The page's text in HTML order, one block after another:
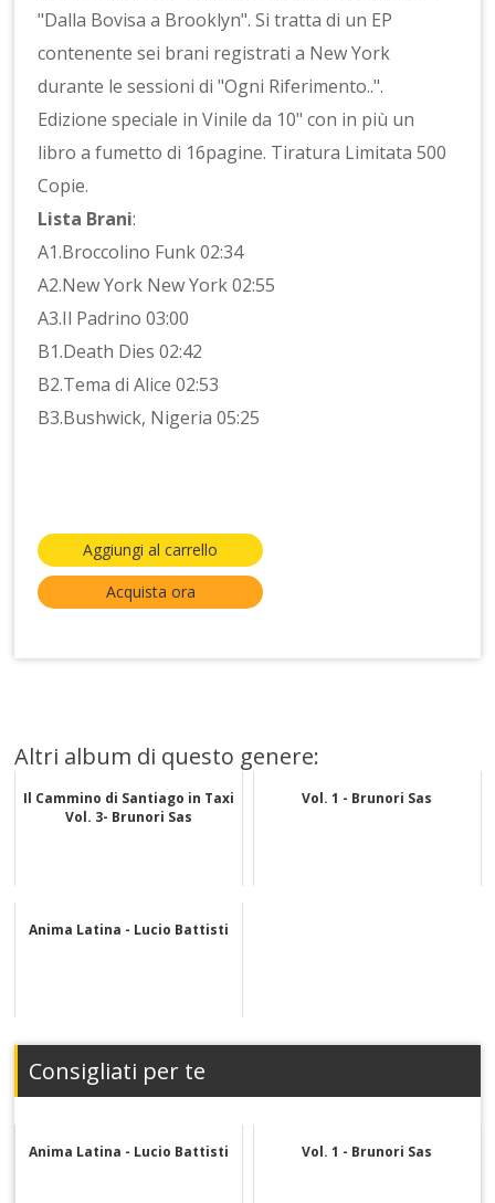
"Dalla Bovisa a Brooklyn". Si tratta di un EP
contenente sei brani registrati a New York
durante le sessioni di "Ogni Riferimento..".
Edizione speciale in Vinile da 10" con in più un
libro a fumetto di 16pagine. Tiratura Limitata 500
Copie.
Lista Brani:
A1.Broccolino Funk 02:34
A2.New York New York 02:55
A3.Il Padrino 03:00
B1.Death Dies 02:42
B2.Tema di Alice 02:53
B3.Bushwick, Nigeria 05:25
Aggiungi al carrello
Acquista ora
Altri album di questo genere:
Il Cammino di Santiago in Taxi
Vol. 3- Brunori Sas
Vol. 1 - Brunori Sas
Anima Latina - Lucio Battisti
Consigliati per te
Anima Latina - Lucio Battisti Vol. 1 - Brunori Sas